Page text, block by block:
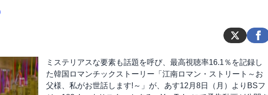
ミステリアスな要素も話題を呼び、最高視聴率16.1％を記録し
た韓国ロマンチックストーリー「江南ロマン・ストリート～お
父様、私がお世話します!～」が、あす12月8日（月）よりBSフ